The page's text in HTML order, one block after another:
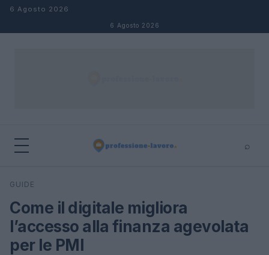
Salta al contenuto
6 Agosto 2026
6 Agosto 2026
⌕
Cerca
GUIDE
Come il digitale migliora
l’accesso alla finanza agevolata
per le PMI